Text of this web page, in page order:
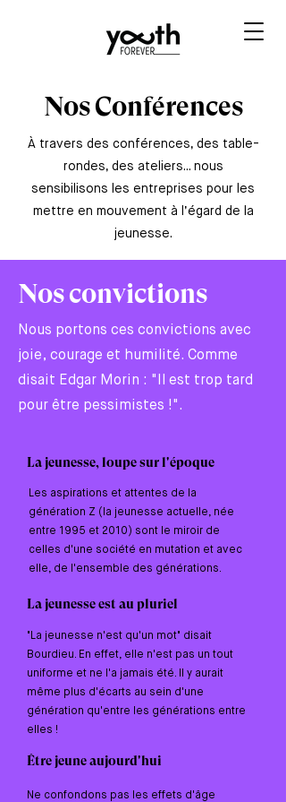
Nos Conférences
À travers des conférences, des table-
rondes, des ateliers... nous
sensibilisons les entreprises pour les
mettre en mouvement à l’égard de la
jeunesse.
Nos convictions
Nous portons ces convictions avec
joie, courage et humilité. Comme
disait Edgar Morin : "Il est trop tard
pour être pessimistes !".
La jeunesse, loupe sur l'époque
Ne confondons pas les effets d'âge
"La jeunesse n'est qu'un mot" disait
Bourdieu. En effet, elle n'est pas un tout
uniforme et ne l'a jamais été. Il y aurait
même plus d'écarts au sein d'une
génération qu'entre les générations entre
elles !
La jeunesse est au pluriel
Les aspirations et attentes de la
génération Z (la jeunesse actuelle, née
entre 1995 et 2010) sont le miroir de
celles d'une société en mutation et avec
elle, de l'ensemble des générations.
​Être jeune aujourd'hui